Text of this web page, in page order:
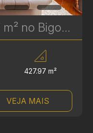
Apartamento de 427 m² no Bigorrilho - 4 Quartos, 2 Suítes e 2 Demi-Suítes | Ref 327
427.97 m²
VEJA MAIS